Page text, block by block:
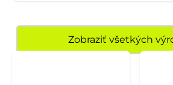
Zobraziť všetkých